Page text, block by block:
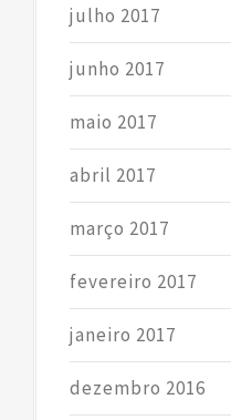
julho 2017
junho 2017
maio 2017
abril 2017
março 2017
fevereiro 2017
janeiro 2017
dezembro 2016